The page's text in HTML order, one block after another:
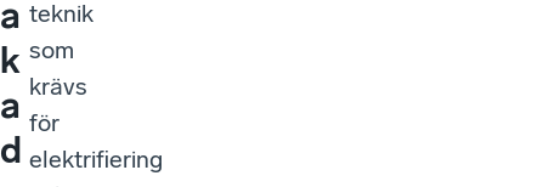
a
k
a
d
teknik
som
krävs
för
elektrifiering